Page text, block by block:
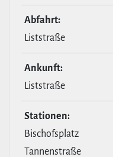
Abfahrt:
Liststraße
Ankunft:
Liststraße
Stationen:
Bischofsplatz
Tannenstraße